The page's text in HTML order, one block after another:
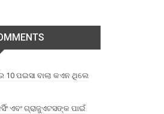
10 ପଇସା ବାଲା କଏନ ଥିଲେ
ଏବଂ ଗ୍ରାଜୁଏଟସଙ୍କ ପାଇଁ